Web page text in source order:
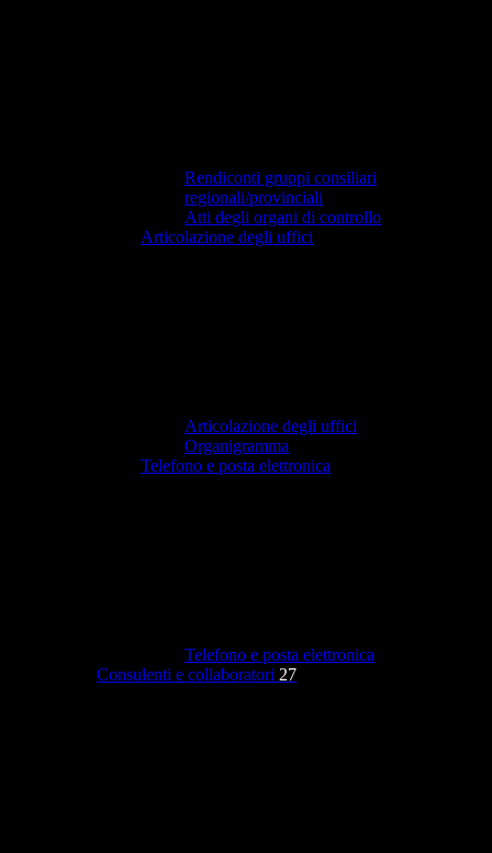
Rendiconti gruppi consiliari
regionali/provinciali
Atti degli organi di controllo
Articolazione degli uffici
Articolazione degli uffici
Organigramma
Telefono e posta elettronica
Telefono e posta elettronica
Consulenti e collaboratori 27